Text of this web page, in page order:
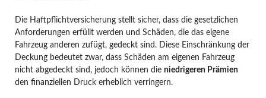
Die Haftpflichtversicherung stellt sicher, dass die gesetzlichen
Anforderungen erfüllt werden und Schäden, die das eigene
Fahrzeug anderen zufügt, gedeckt sind. Diese Einschränkung der
Deckung bedeutet zwar, dass Schäden am eigenen Fahrzeug
nicht abgedeckt sind, jedoch können die niedrigeren Prämien
den finanziellen Druck erheblich verringern.